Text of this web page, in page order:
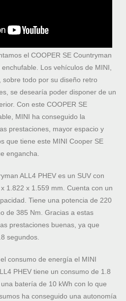
el COOPER SE Countryman
Los vehículos de MINI,
todo por su diseño retro
se desearía poder disponer de un
Con este COOPER SE
MINI ha conseguido la
prestaciones, mayor espacio y
que tiene este MINI Cooper SE
engancha.
ALL4 PHEV es un SUV con
1.822 x 1.559 mm. Cuenta con un
Tiene una potencia de 220
de 385 Nm. Gracias a estas
prestaciones buenas, ya que
segundos.
consumo de energía el MINI
PHEV tiene un consumo de 1.8
batería de 10 kWh con lo que
ha conseguido una autonomía